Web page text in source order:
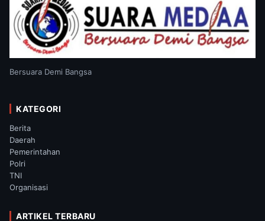
Bersuara Demi Bangsa
KATEGORI
Berita
Daerah
Pemerintahan
Polri
TNI
Organisasi
ARTIKEL TERBARU